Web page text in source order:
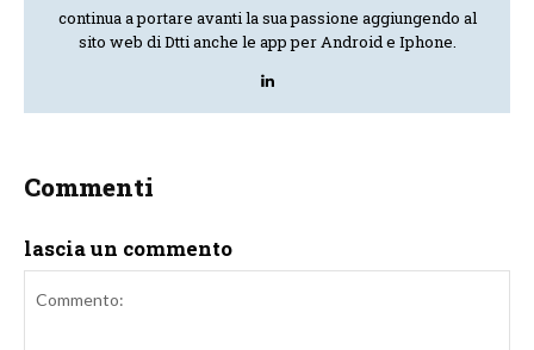
continua a portare avanti la sua passione aggiungendo al
sito web di Dtti anche le app per Android e Iphone.
Commenti
lascia un commento